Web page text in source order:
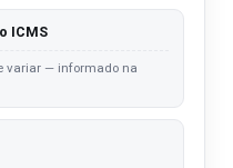
ICMS
variar — informado na